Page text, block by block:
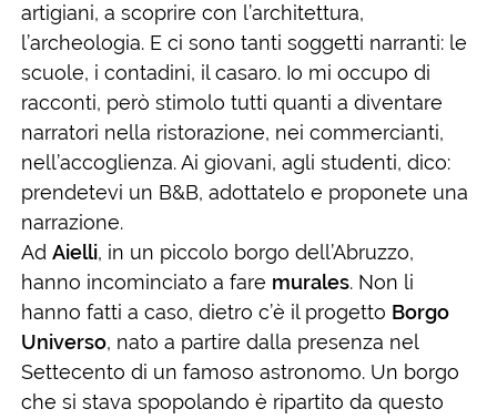
artigiani, a scoprire con l’architettura,
l’archeologia. E ci sono tanti soggetti narranti: le
scuole, i contadini, il casaro. Io mi occupo di
racconti, però stimolo tutti quanti a diventare
narratori nella ristorazione, nei commercianti,
nell’accoglienza. Ai giovani, agli studenti, dico:
prendetevi un B&B, adottatelo e proponete una
narrazione.
Ad Aielli, in un piccolo borgo dell’Abruzzo,
hanno incominciato a fare murales. Non li
hanno fatti a caso, dietro c’è il progetto Borgo
Universo, nato a partire dalla presenza nel
Settecento di un famoso astronomo. Un borgo
che si stava spopolando è ripartito da questo